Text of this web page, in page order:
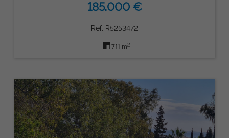
185.000 €
Ref: R5253472
711 m2